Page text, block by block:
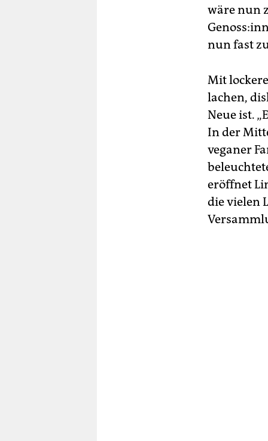
wäre nun
nun fast
Mit
lachen,
Neue ist.
In der
veganer
eröffnet
die vielen